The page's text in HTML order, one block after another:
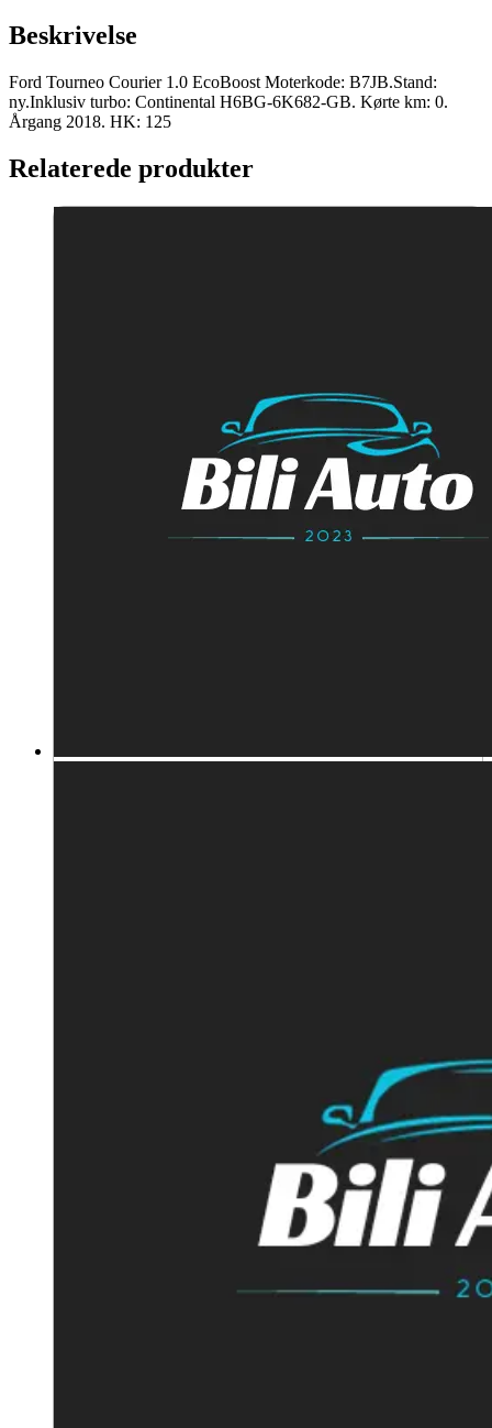
125
ny
antal
Beskrivelse
Ford Tourneo Courier 1.0 EcoBoost Moterkode: B7JB.Stand:
ny.Inklusiv turbo: Continental H6BG-6K682-GB. Kørte km: 0.
Årgang 2018. HK: 125
Relaterede produkter